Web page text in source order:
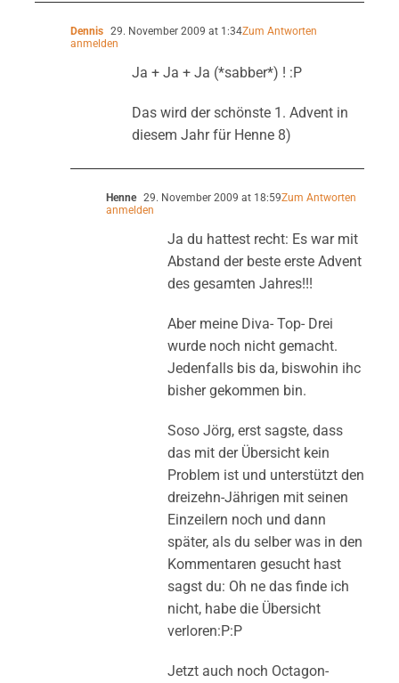
Dennis 29. November 2009 at 1:34Zum Antworten
anmelden
Ja + Ja + Ja (*sabber*) ! :P
Das wird der schönste 1. Advent in
diesem Jahr für Henne 8)
Henne 29. November 2009 at 18:59Zum Antworten
anmelden
Ja du hattest recht: Es war mit
Abstand der beste erste Advent
des gesamten Jahres!!!
Aber meine Diva- Top- Drei
wurde noch nicht gemacht.
Jedenfalls bis da, biswohin ihc
bisher gekommen bin.
Soso Jörg, erst sagste, dass
das mit der Übersicht kein
Problem ist und unterstützt den
dreizehn-Jährigen mit seinen
Einzeilern noch und dann
später, als du selber was in den
Kommentaren gesucht hast
sagst du: Oh ne das finde ich
nicht, habe die Übersicht
verloren:P:P
Jetzt auch noch Octagon-